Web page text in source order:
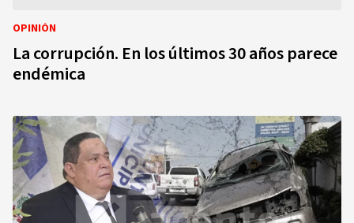
OPINIÓN
La corrupción. En los últimos 30 años parece
endémica